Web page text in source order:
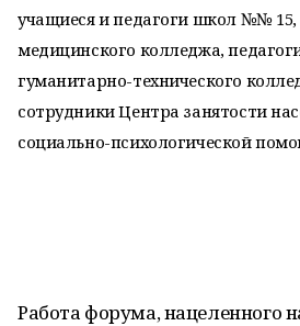
учащиеся и педагоги школ №№ 15,
медицинского колледжа,
гуманитарно-технического
сотрудники Центра занятости
социально-психологической
Работа форума, нацеленного